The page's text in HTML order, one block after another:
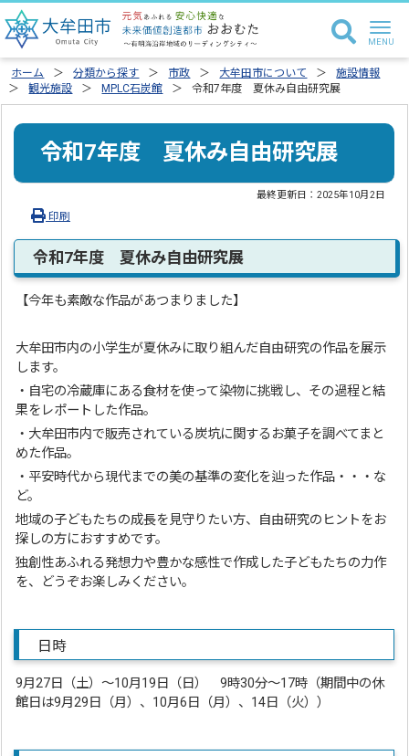
ホーム 分類から探す 市政 大牟田市について
施設情報
観光施設
MPLC石炭館 令和7年度 夏休み自由研究展
令和7年度 夏休み自由研究展
最終更新日：2025年10月2日
印刷
令和7年度 夏休み自由研究展
【今年も素敵な作品があつまりました】
大牟田市内の小学生が夏休みに取り組んだ自由研究の作品を展示
します。
・自宅の冷蔵庫にある食材を使って染物に挑戦し、その過程と結
果をレポートした作品。
・大牟田市内で販売されている炭坑に関するお菓子を調べてまと
めた作品。
・平安時代から現代までの美の基準の変化を辿った作品・・・な
ど。
地域の子どもたちの成長を見守りたい方、自由研究のヒントをお
探しの方におすすめです。
独創性あふれる発想力や豊かな感性で作成した子どもたちの力作
を、どうぞお楽しみください。
日時
9月27日（土）～10月19日（日） 9時30分～17時（期間中の休
館日は9月29日（月）、10月6日（月）、14日（火））